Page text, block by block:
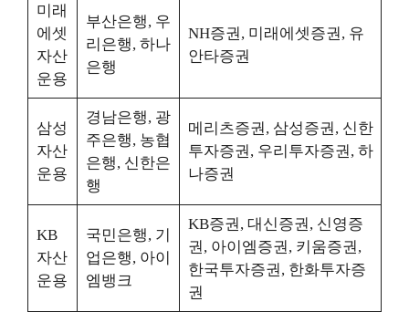
미래
에셋
자산
운용
부산은행, 우
리은행, 하나
은행
NH증권, 미래에셋증권, 유
안타증권
삼성
자산
운용
경남은행, 광
주은행, 농협
은행, 신한은
행
메리츠증권, 삼성증권, 신한
투자증권, 우리투자증권, 하
나증권
KB
자산
운용
국민은행, 기
업은행, 아이
엠뱅크
KB증권, 대신증권, 신영증
권, 아이엠증권, 키움증권,
한국투자증권, 한화투자증
권